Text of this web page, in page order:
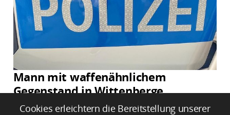
Mann mit waffenähnlichem
Gegenstand in Wittenberge
festgenommen
Cookies erleichtern die Bereitstellung unserer